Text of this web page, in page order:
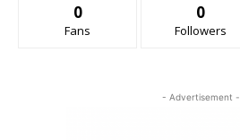
0
Fans
0
Followers
- Advertisement -